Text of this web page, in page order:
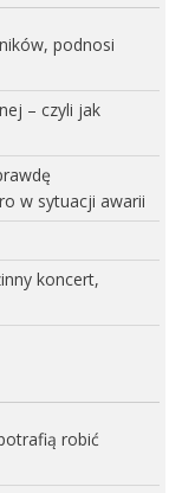
podnosi
– czyli jak
w sytuacji awarii
koncert,
robić